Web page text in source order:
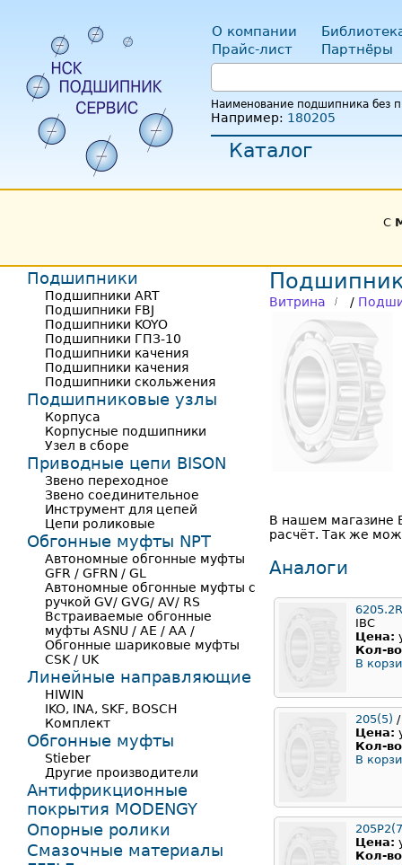
О компании
Прайс-лист
Партнёры
Наименование подшипника без
Например: 180205
Каталог
С
Подшипник
Витрина /
В нашем магазине
расчёт. Так же
Аналоги
IBC
Цена:
Кол-
В
205(5)
Цена:
Кол-
В
Цена:
Кол-
Подшипники
Подшипники ART
Подшипники FBJ
Подшипники KOYO
Подшипники ГПЗ-10
Подшипники качения
Подшипники качения
Подшипники скольжения
Подшипниковые узлы
Корпуса
Корпусные подшипники
Узел в сборе
Приводные цепи BISON
Звено переходное
Звено соединительное
Инструмент для цепей
Цепи роликовые
Обгонные муфты NPT
Автономные обгонные муфты
GFR / GFRN / GL
Автономные обгонные муфты с
ручкой GV/ GVG/ AV/ RS
Встраиваемые обгонные
муфты ASNU / AE / AA /
Обгонные шариковые муфты
CSK / UK
Линейные направляющие
HIWIN
IKO, INA, SKF, BOSCH
Комплект
Обгонные муфты
Stieber
Другие производители
Антифрикционные
покрытия MODENGY
Опорные ролики
Смазочные материалы